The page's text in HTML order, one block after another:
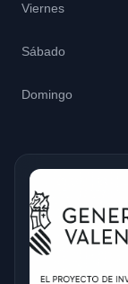
Viernes
Sábado
Domingo